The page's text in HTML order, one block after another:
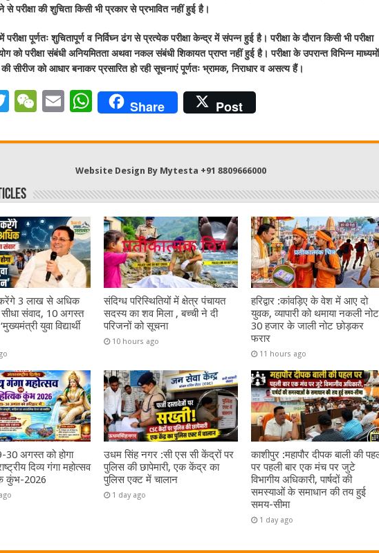
से परीक्षा की शुचिता किसी भी प्रकार से प्रभावित नहीं हुई है।
पूर्णतः शुचितापूर्ण व निर्विघ्न ढंग से प्रत्येक परीक्षा केन्द्र में संपन्न हुई है। परीक्षा के दौरान किसी भी परीक्षा
को परीक्षा संबंधी अनियमितता अथवा नकल संबंधी शिकायत प्राप्त नहीं हुई है। परीक्षा के उपरान्त विभिन्न माध्यमों
सीरीज को आधार बनाकर प्रसारित हो रही सूचनाएं पूर्णतः भ्रामक, निराधार व असत्य हैं।
T
it
r
W
C
at
E
ai
W
at
s
A
p
p
Share Post
Website Design By Mytesta +91 8809666000
करेंगे 3 लाख से अधिक
से सीधा संवाद, 10 अगस्त
युवा विद्यार्थी
संदिग्ध परिस्थितियों में क्षेत्र पंचायत
सदस्य का शव मिला , बच्ची ने दी
परिजनों को सूचना
10 hours ago
हरिद्वार :कांवड़िए के वेश में आए दो
युवक, व्यापारी को थमाया नकली
30 हजार के जाली नोट छोड़कर
फरार
11 hours ago
30 अगस्त को होगा
दिव्य गंगा महोत्सव
कुंभ-2026
उधम सिंह नगर :सी एस सी केंद्रों पर
पुलिस की छापेमारी, एक केंद्र का
पुलिस एक्ट में चालान
1 day ago
काशीपुर :महापौर दीपक बाली की
पर पहली बार एक मंच पर जुटे
विभागीय अधिकारी, पार्षदों की
समस्याओं के समाधान की तय हुई
समय-सीमा
1 day ago